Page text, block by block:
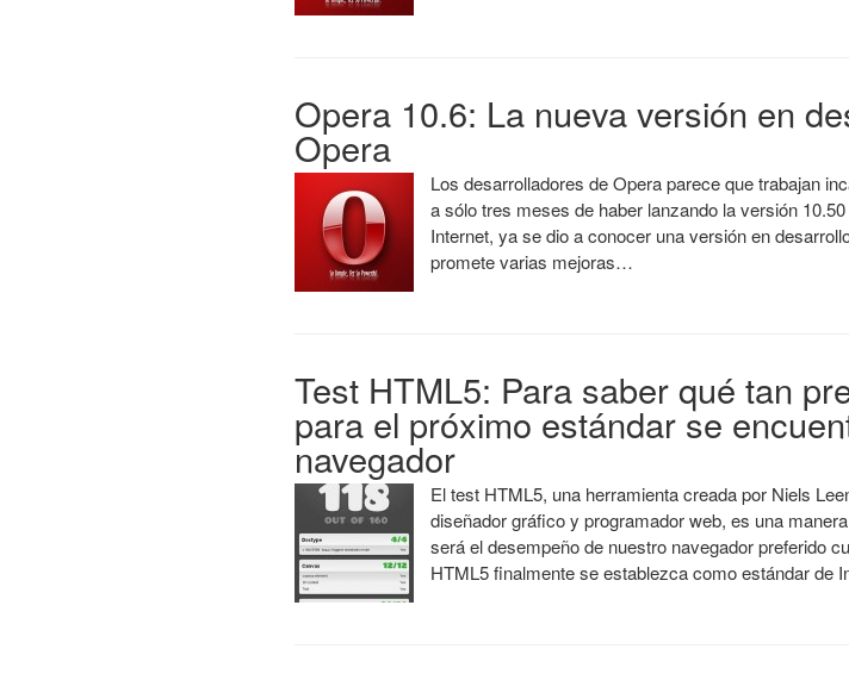
Opera 10.6: La nueva versión en
Opera
Los desarrolladores de Opera parece que trabajan
a sólo tres meses de haber lanzando la versión
Internet, ya se dio a conocer una versión en
promete varias mejoras…
Test HTML5: Para saber qué tan
para el próximo estándar se
navegador
El test HTML5, una herramienta creada por Niels
diseñador gráfico y programador web, es una
será el desempeño de nuestro navegador preferido
HTML5 finalmente se establezca como estándar de